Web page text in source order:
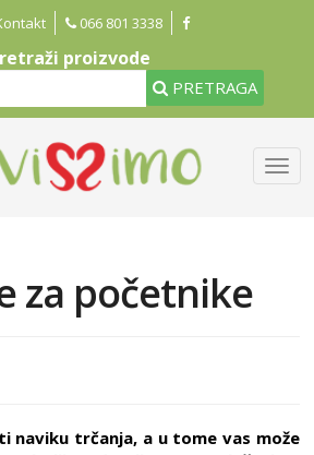
066 801 3338
proizvode
PRETRAGA
za početnike
naviku trčanja, a u tome vas može